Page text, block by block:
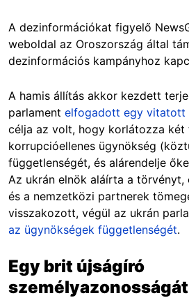
A dezinformációkat figyelő
weboldal az Oroszország által
dezinformációs kampányhoz
A hamis állítás akkor kezdett
parlament elfogadott egy vitatott
célja az volt, hogy korlátozza két
korrupcióellenes ügynökség
függetlenségét, és alárendelje
Az ukrán elnök aláírta a törvényt,
és a nemzetközi partnerek
visszakozott, végül az ukrán
az ügynökségek függetlenségét.
Egy brit újságíró